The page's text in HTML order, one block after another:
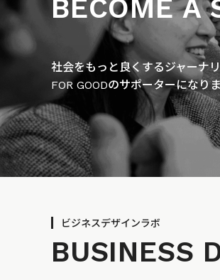
BECOME A
社会をもっと良くするジャーナ
FOR GOODのサポーターになり
ビジネスデザインラボ
BUSINESS